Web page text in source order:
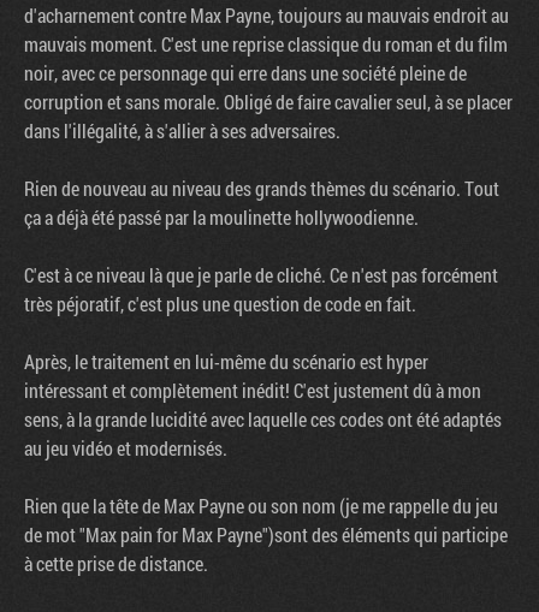
d'acharnement contre Max Payne, toujours au mauvais endroit au
mauvais moment. C'est une reprise classique du roman et du film
noir, avec ce personnage qui erre dans une société pleine de
corruption et sans morale. Obligé de faire cavalier seul, à se placer
dans l'illégalité, à s'allier à ses adversaires.
Rien de nouveau au niveau des grands thèmes du scénario. Tout
ça a déjà été passé par la moulinette hollywoodienne.
C'est à ce niveau là que je parle de cliché. Ce n'est pas forcément
très péjoratif, c'est plus une question de code en fait.
Après, le traitement en lui-même du scénario est hyper
intéressant et complètement inédit! C'est justement dû à mon
sens, à la grande lucidité avec laquelle ces codes ont été adaptés
au jeu vidéo et modernisés.
Rien que la tête de Max Payne ou son nom (je me rappelle du jeu
de mot "Max pain for Max Payne")sont des éléments qui participe
à cette prise de distance.